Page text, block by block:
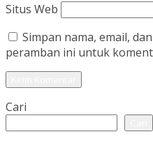
Situs Web
Simpan nama, email,
peramban ini untuk
Cari